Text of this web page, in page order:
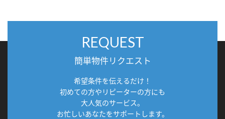
REQUEST
簡単物件リクエスト
希望条件を伝えるだけ！
初めての方やリピーターの方にも
大人気のサービス。
お忙しいあなたをサポートします。